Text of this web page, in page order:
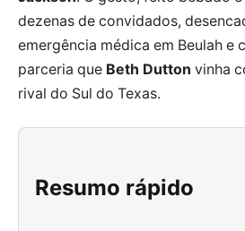
dezenas de convidados,
emergência médica em Beulah e
parceria que Beth Dutton vinha
rival do Sul do Texas.
Resumo rápido